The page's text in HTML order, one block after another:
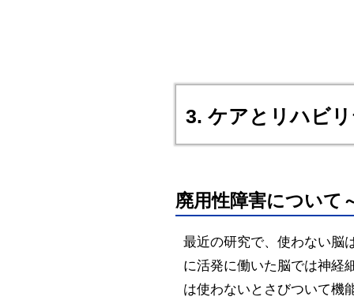
3. ケアとリハビ
廃用性障害について
最近の研究で、使わない脳
に活発に働いた脳では神経
は使わないとさびついて機